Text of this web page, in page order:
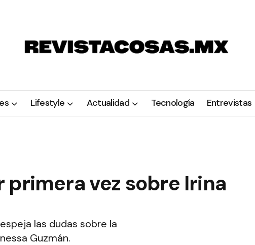
Lifestyle Actualidad Tecnología Entrevistas
primera vez sobre Irina
las dudas sobre la
Guzmán.